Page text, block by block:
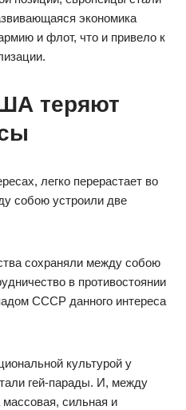
экономика
и флот, что и привело к
теряют
легко перерастает во
собою устроили две
сохраняли между собою
в противостоянии
СССР данного интереса
культурой у
гей-парады. И, между
массовая, сильная и